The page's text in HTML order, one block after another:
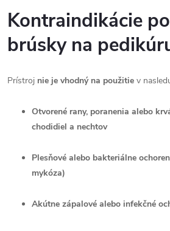
Kontraindikácie
brúsky na
Prístroj nie je vhodný na použitie v
Otvorené rany, poranenia alebo
chodidiel a nechtov
Plesňové alebo bakteriálne
mykóza)
Akútne zápalové alebo infekčné